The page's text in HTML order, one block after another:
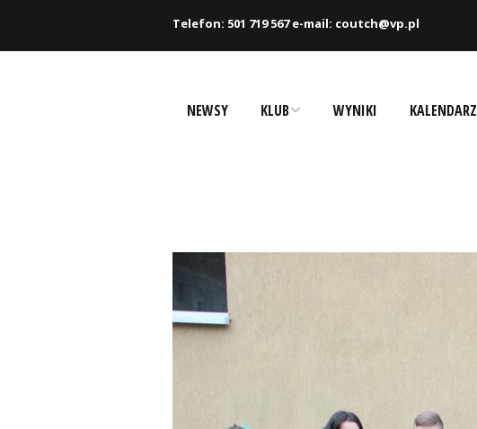
Telefon: 501 719 567 e-mail: coutch@vp.pl
NEWSY KLUB WYNIKI KALENDARZ